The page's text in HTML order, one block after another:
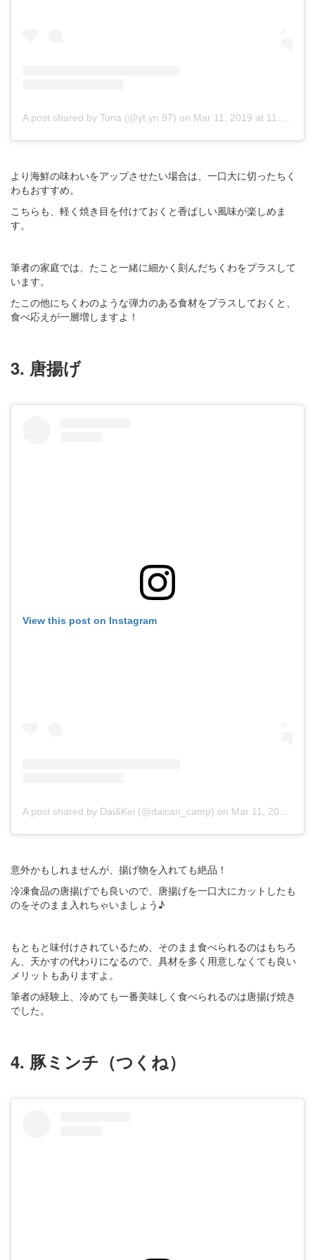
A post shared by Tona (@yt.yn.97) on Mar 11, 2019 at 11:23pm PDT
より海鮮の味わいをアップさせたい場合は、一口大に切ったちく
わもおすすめ。
こちらも、軽く焼き目を付けておくと香ばしい風味が楽しめま
す。
筆者の家庭では、たこと一緒に細かく刻んだちくわをプラスして
います。
たこの他にちくわのような弾力のある食材をプラスしておくと、
食べ応えが一層増しますよ！
3. 唐揚げ
View this post on Instagram
A post shared by Dai&Kei (@daican_camp) on Mar 11, 2019 at 11:55pm PDT
意外かもしれませんが、揚げ物を入れても絶品！
冷凍食品の唐揚げでも良いので、唐揚げを一口大にカットしたも
のをそのまま入れちゃいましょう♪
もともと味付けされているため、そのまま食べられるのはもちろ
ん、天かすの代わりになるので、具材を多く用意しなくても良い
メリットもありますよ。
筆者の経験上、冷めても一番美味しく食べられるのは唐揚げ焼き
でした。
4. 豚ミンチ（つくね）